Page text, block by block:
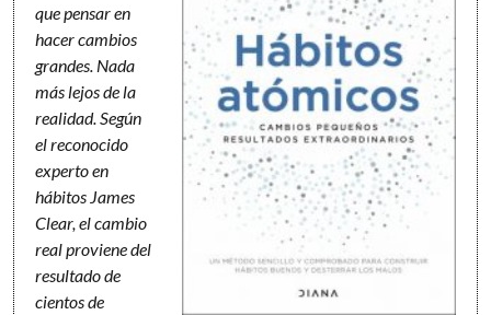
que pensar en
hacer cambios
grandes. Nada
más lejos de la
realidad. Según
el reconocido
experto en
hábitos James
Clear, el cambio
real proviene del
resultado de
cientos de